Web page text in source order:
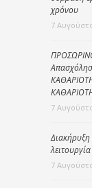
χρόνου
7
7
7